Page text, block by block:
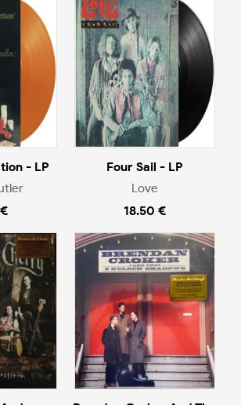
- LP
Four Sail - LP
Love
18.50 €